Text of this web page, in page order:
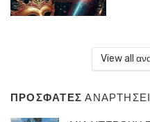
View all
ΠΡΟΣΦΑΤΕΣ